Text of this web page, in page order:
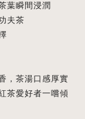
葉瞬間浸潤
夫茶
，茶湯口感厚實
茶愛好者一嚐傾